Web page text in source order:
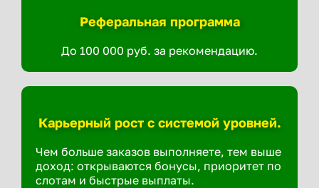
Реферальная программа
До 100 000 руб. за рекомендацию.
Карьерный рост с системой уровней.
Чем больше заказов выполняете, тем выше
доход: открываются бонусы, приоритет по
слотам и быстрые выплаты.